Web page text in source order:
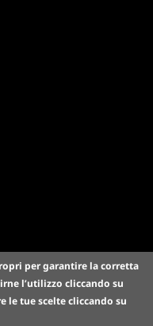
per garantire la corretta
l’utilizzo cliccando su
le tue scelte cliccando su